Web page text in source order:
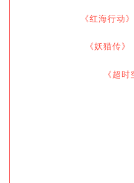
《红海行动》
《妖猫传》
《超时